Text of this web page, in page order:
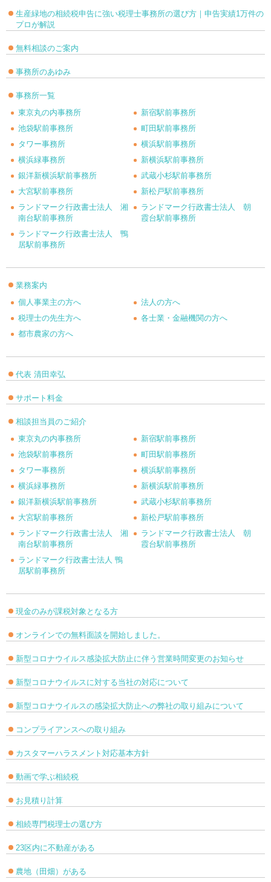
生産緑地の相続税申告に強い税理士事務所の選び方｜申告実績1万件の
プロが解説
無料相談のご案内
事務所のあゆみ
事務所一覧
東京丸の内事務所
新宿駅前事務所
池袋駅前事務所
町田駅前事務所
タワー事務所
横浜駅前事務所
横浜緑事務所
新横浜駅前事務所
銀洋新横浜駅前事務所
武蔵小杉駅前事務所
大宮駅前事務所
新松戸駅前事務所
ランドマーク行政書士法人 湘
南台駅前事務所
ランドマーク行政書士法人 朝
霞台駅前事務所
ランドマーク行政書士法人 鴨
居駅前事務所
業務案内
個人事業主の方へ
法人の方へ
税理士の先生方へ
各士業・金融機関の方へ
都市農家の方へ
代表 清田幸弘
サポート料金
相談担当員のご紹介
東京丸の内事務所
新宿駅前事務所
池袋駅前事務所
町田駅前事務所
タワー事務所
横浜駅前事務所
横浜緑事務所
新横浜駅前事務所
銀洋新横浜駅前事務所
武蔵小杉駅前事務所
大宮駅前事務所
新松戸駅前事務所
ランドマーク行政書士法人 湘
南台駅前事務所
ランドマーク行政書士法人 朝
霞台駅前事務所
ランドマーク行政書士法人 鴨
居駅前事務所
現金のみが課税対象となる方
オンラインでの無料面談を開始しました。
新型コロナウイルス感染拡大防止に伴う営業時間変更のお知らせ
新型コロナウイルスに対する当社の対応について
新型コロナウイルスの感染拡大防止への弊社の取り組みについて
コンプライアンスへの取り組み
カスタマーハラスメント対応基本方針
動画で学ぶ相続税
お見積り計算
相続専門税理士の選び方
23区内に不動産がある
農地（田畑）がある